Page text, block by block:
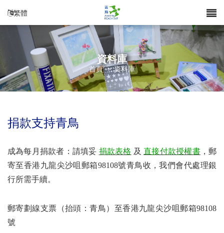
繁體
資料庫
首頁 > 資料庫
捐款支持青鳥
成為每月捐款者： 請填妥 捐款表格 及直接付款授權書，郵
寄至香港九龍尖沙咀郵箱98108號青鳥收，我們會代處理銀
行所需手續。
郵寄劃線支票（抬頭：青鳥）至香港九龍尖沙咀郵箱98108
號